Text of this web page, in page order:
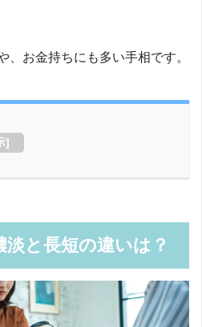
、お金持ちにも多い手相です。
]
と長短の違いは？